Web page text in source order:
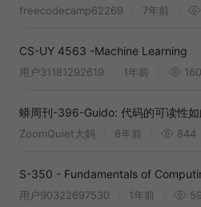
freecodecamp62269 7年前
CS-UY 4563 -Machine Learning
用户31181292619 1年前 160
蟒周刊-396-Guido: 代码的可读性如
ZoomQuiet大妈 6年前 844
S-350 - Fundamentals of
用户90322697530 1年前 59